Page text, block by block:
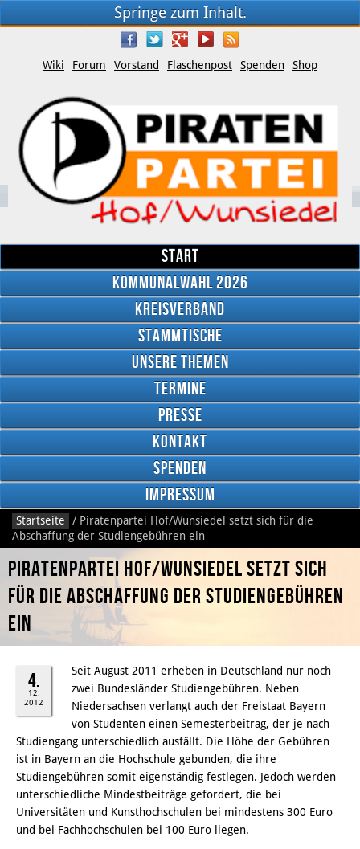
Springe zum Inhalt.
Facebook
Twitter
Google
Plus
YouTube
RSS
Wiki Forum Vorstand Flaschenpost Spenden Shop
Start
Kommunalwahl 2026
Kreisverband
Stammtische
Unsere Themen
Termine
Presse
Kontakt
Spenden
Impressum
Startseite / Piratenpartei Hof/Wunsiedel setzt sich für die
Abschaffung der Studiengebühren ein
Piratenpartei Hof/Wunsiedel setzt sich
für die Abschaffung der Studiengebühren
ein
4.
12.
2012
Seit August 2011 erheben in Deutschland nur noch
zwei Bundesländer Studiengebühren. Neben
Niedersachsen verlangt auch der Freistaat Bayern
von Studenten einen Semesterbeitrag, der je nach
Studiengang unterschiedlich ausfällt. Die Höhe der Gebühren
ist in Bayern an die Hochschule gebunden, die ihre
Studiengebühren somit eigenständig festlegen. Jedoch werden
unterschiedliche Mindestbeiträge gefordert, die bei
Universitäten und Kunsthochschulen bei mindestens 300 Euro
und bei Fachhochschulen bei 100 Euro liegen.